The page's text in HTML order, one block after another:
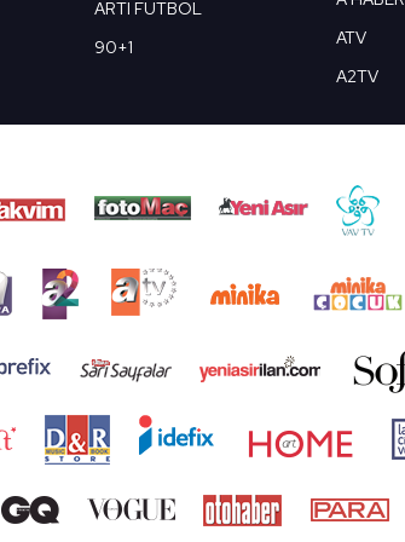
ARTI FUTBOL
90+1
ATV
A2TV